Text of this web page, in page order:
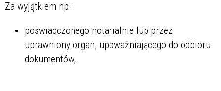
Za wyjątkiem np.:
poświadczonego notarialnie lub przez
uprawniony organ, upoważniającego do odbioru
dokumentów,